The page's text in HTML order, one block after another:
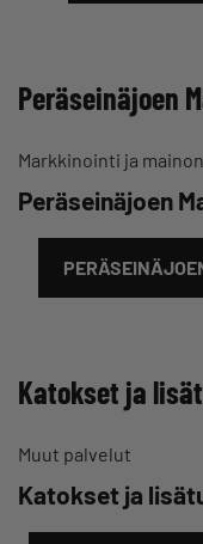
Peräseinäjoen
Markkinointi ja
Peräseinäjoen
Katokset ja
Muut palvelut
Katokset ja